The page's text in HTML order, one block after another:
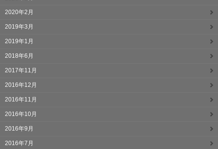
2020年2月
2019年3月
2019年1月
2018年6月
2017年11月
2016年12月
2016年11月
2016年10月
2016年9月
2016年7月